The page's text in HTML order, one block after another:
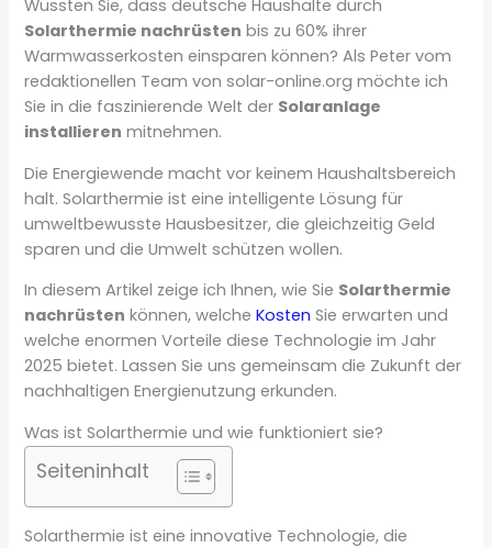
Wussten Sie, dass deutsche Haushalte durch
Solarthermie nachrüsten bis zu 60% ihrer
Warmwasserkosten einsparen können? Als Peter vom
redaktionellen Team von solar-online.org möchte ich
Sie in die faszinierende Welt der Solaranlage
installieren mitnehmen.
Die Energiewende macht vor keinem Haushaltsbereich
halt. Solarthermie ist eine intelligente Lösung für
umweltbewusste Hausbesitzer, die gleichzeitig Geld
sparen und die Umwelt schützen wollen.
In diesem Artikel zeige ich Ihnen, wie Sie Solarthermie
nachrüsten können, welcheKosten Sie erwarten und
welche enormen Vorteile diese Technologie im Jahr
2025 bietet. Lassen Sie uns gemeinsam die Zukunft der
nachhaltigen Energienutzung erkunden.
Was ist Solarthermie und wie funktioniert sie?
Seiteninhalt
Solarthermie ist eine innovative Technologie, die